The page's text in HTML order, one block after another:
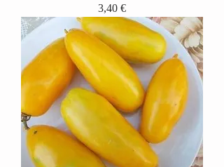
Precio
3,40 €